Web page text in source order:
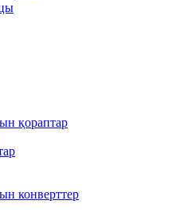
қораптар
конверттер